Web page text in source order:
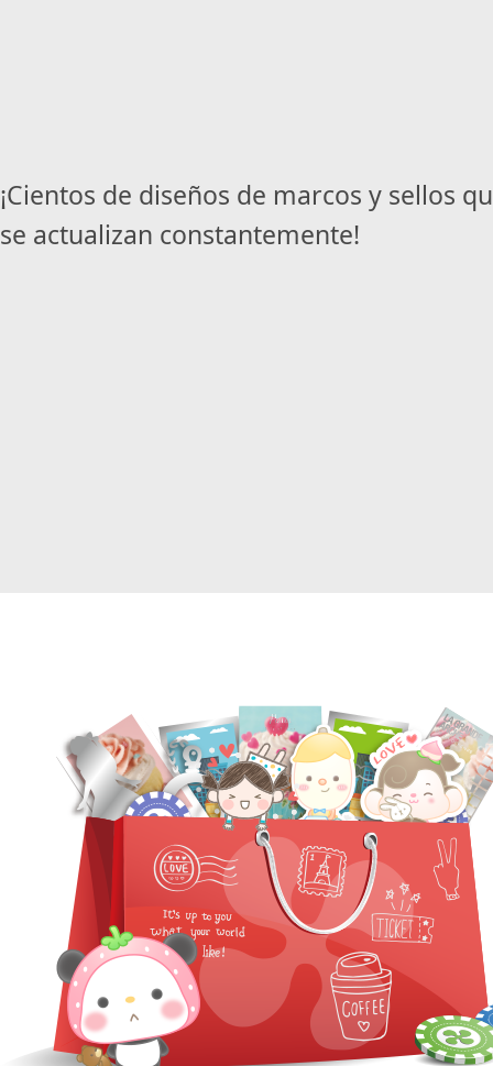
¡Cientos de diseños de marcos y sellos
se actualizan constantemente!